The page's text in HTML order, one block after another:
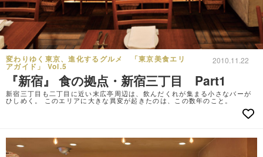
変わりゆく東京、進化するグルメ 「東京美食エリ
アガイド」 Vol.5
2010.11.22
『新宿』 食の拠点・新宿三丁目 Part1
新宿三丁目も二丁目に近い末広亭周辺は、飲んだくれが集まる小さなバーが
ひしめく。 このエリアに大きな異変が起きたのは、この数年のこと。